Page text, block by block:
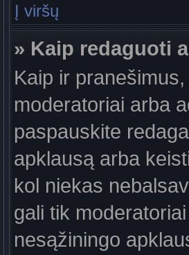
Į viršų
» Kaip redaguoti
Kaip ir
moderatoriai arba
paspauskite
apklausą arba
kol niekas
gali tik
nesąžiningo